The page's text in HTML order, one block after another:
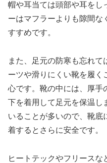
帽や耳当ては頭部や耳をし
ーはマフラーよりも隙間な
すすめです。
また、足元の防寒も忘れ
ーツや滑りにくい靴を履く
心です。靴の中には、厚手
下を着用して足元を保温し
いることが多いので、靴底
着するとさらに安全です。
ヒートテックやフリース